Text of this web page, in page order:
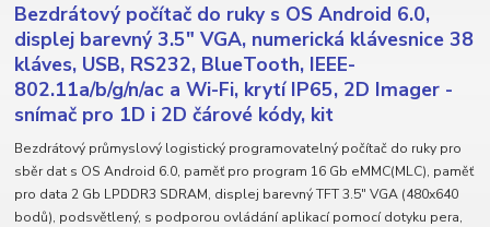
Bezdrátový počítač do ruky s OS Android 6.0,
displej barevný 3.5" VGA, numerická klávesnice 38
kláves, USB, RS232, BlueTooth, IEEE-
802.11a/b/g/n/ac a Wi-Fi, krytí IP65, 2D Imager -
snímač pro 1D i 2D čárové kódy, kit
Bezdrátový průmyslový logistický programovatelný počítač do ruky pro
sběr dat s OS Android 6.0, paměť pro program 16 Gb eMMC(MLC), paměť
pro data 2 Gb LPDDR3 SDRAM, displej barevný TFT 3.5" VGA (480x640
bodů), podsvětlený, s podporou ovládání aplikací pomocí dotyku pera,